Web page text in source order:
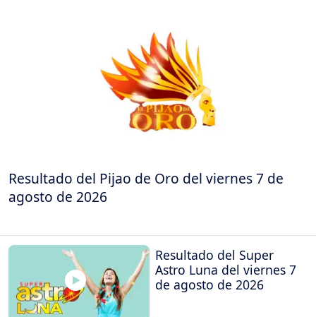
Resultado del Pijao de Oro del viernes 7 de
agosto de 2026
Resultado del Super
Astro Luna del viernes 7
de agosto de 2026